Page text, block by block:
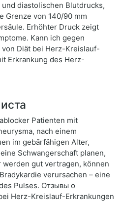
diastolischen Blutdrucks,
Grenze von 140/90 mm
Erhöhter Druck zeigt
Kann ich gegen
Diät bei Herz-Kreislauf-
Erkrankung des Herz-
Patienten mit
nach einem
im gebärfähigen Alter,
Schwangerschaft planen,
gut vertragen, können
verursachen – eine
Pulses. Отзывы о
Herz-Kreislauf-Erkrankungen